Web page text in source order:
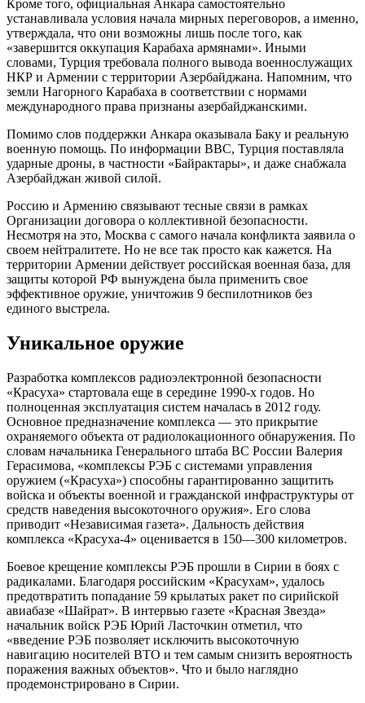
Кроме того, официальная Анкара самостоятельно
устанавливала условия начала мирных переговоров, а именно,
утверждала, что они возможны лишь после того, как
«завершится оккупация Карабаха армянами». Иными
словами, Турция требовала полного вывода военнослужащих
НКР и Армении с территории Азербайджана. Напомним, что
земли Нагорного Карабаха в соответствии с нормами
международного права признаны азербайджанскими.
Помимо слов поддержки Анкара оказывала Баку и реальную
военную помощь. По информации BBC, Турция поставляла
ударные дроны, в частности «Байрактары», и даже снабжала
Азербайджан живой силой.
Россию и Армению связывают тесные связи в рамках
Организации договора о коллективной безопасности.
Несмотря на это, Москва с самого начала конфликта заявила о
своем нейтралитете. Но не все так просто как кажется. На
территории Армении действует российская военная база, для
защиты которой РФ вынуждена была применить свое
эффективное оружие, уничтожив 9 беспилотников без
единого выстрела.
Уникальное оружие
Разработка комплексов радиоэлектронной безопасности
«Красуха» стартовала еще в середине 1990-х годов. Но
полноценная эксплуатация систем началась в 2012 году.
Основное предназначение комплекса — это прикрытие
охраняемого объекта от радиолокационного обнаружения. По
словам начальника Генерального штаба ВС России Валерия
Герасимова, «комплексы РЭБ с системами управления
оружием («Красуха») способны гарантированно защитить
войска и объекты военной и гражданской инфраструктуры от
средств наведения высокоточного оружия». Его слова
приводит «Независимая газета». Дальность действия
комплекса «Красуха-4» оценивается в 150—300 километров.
Боевое крещение комплексы РЭБ прошли в Сирии в боях с
радикалами. Благодаря российским «Красухам», удалось
предотвратить попадание 59 крылатых ракет по сирийской
авиабазе «Шайрат». В интервью газете «Красная Звезда»
начальник войск РЭБ Юрий Ласточкин отметил, что
«введение РЭБ позволяет исключить высокоточную
навигацию носителей ВТО и тем самым снизить вероятность
поражения важных объектов». Что и было наглядно
продемонстрировано в Сирии.